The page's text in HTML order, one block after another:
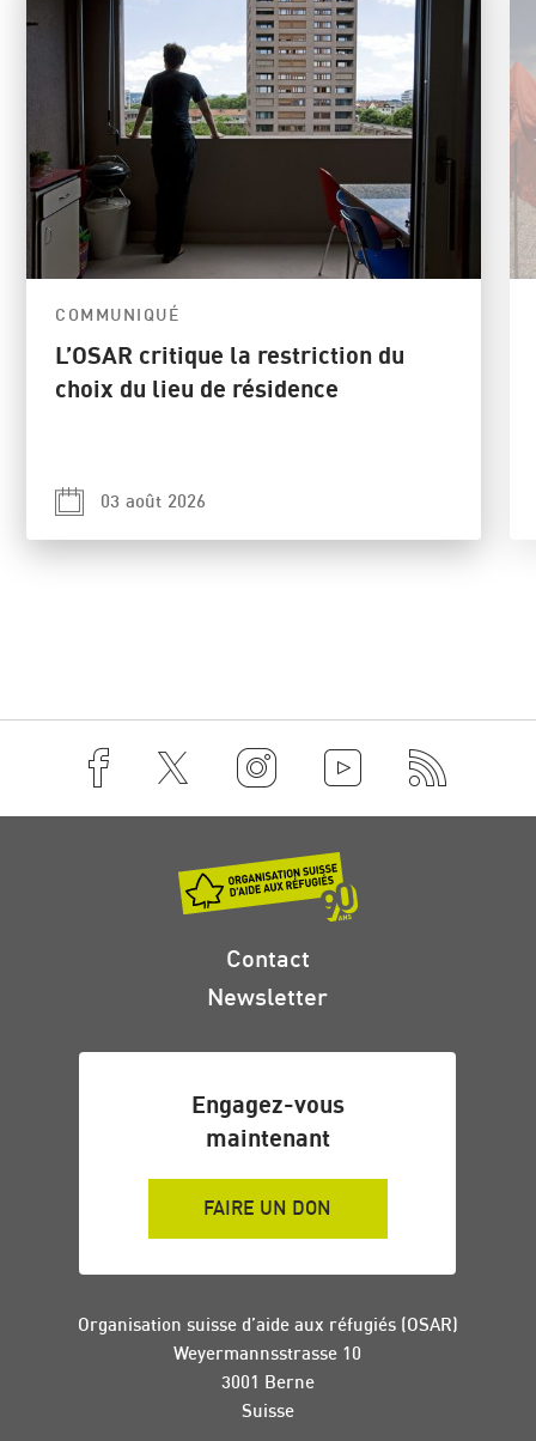
COMMUNIQUÉ
L’OSAR critique la restriction du
choix du lieu de résidence
03 août 2026
Contact
Newsletter
Engagez-vous
maintenant
FAIRE UN DON
Organisation suisse d’aide aux réfugiés (OSAR)
Weyermannsstrasse 10
3001 Berne
Suisse